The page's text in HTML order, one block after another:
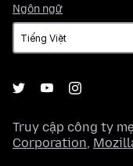
Ngôn ngữ
ngữ
Truy cập công ty
Corporation,